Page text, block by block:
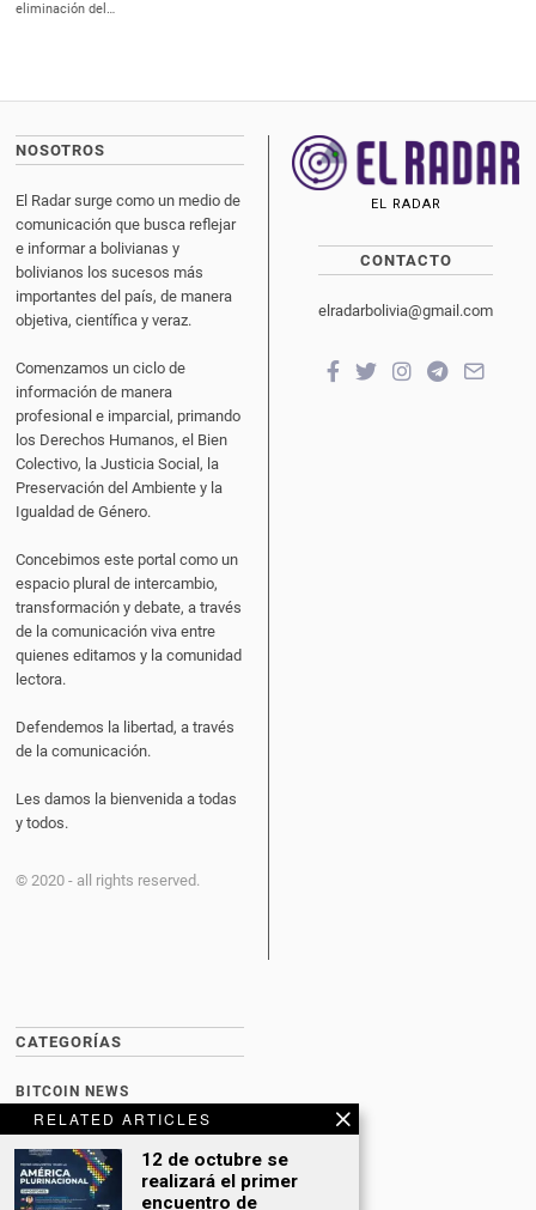
RELATED ARTICLES
12 de octubre se
realizará el primer
encuentro de
eliminación del…
NOSOTROS
El Radar surge como un medio de
comunicación que busca reflejar
e informar a bolivianas y
bolivianos los sucesos más
importantes del país, de manera
objetiva, científica y veraz.
Comenzamos un ciclo de
información de manera
profesional e imparcial, primando
los Derechos Humanos, el Bien
Colectivo, la Justicia Social, la
Preservación del Ambiente y la
Igualdad de Género.
Concebimos este portal como un
espacio plural de intercambio,
transformación y debate, a través
de la comunicación viva entre
quienes editamos y la comunidad
lectora.
Defendemos la libertad, a través
de la comunicación.
Les damos la bienvenida a todas
y todos.
© 2020 - all rights reserved.
EL RADAR
CONTACTO
elradarbolivia@gmail.com
CATEGORÍAS
BITCOIN NEWS
CULTURA
DATING